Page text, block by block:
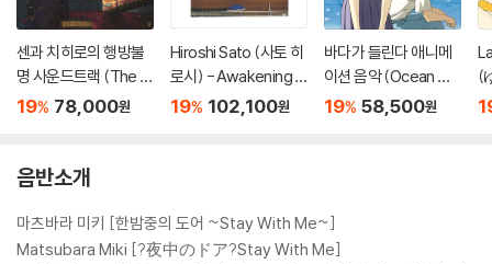
센과 치히로의 행방불
명 사운드트랙 (The S
piriting Away Of Sen
19% 78,000원
Hiroshi Sato (사토 히
로시) - Awakening s
pecial edition [클리
19% 102,100원
바다가 들린다 애니메
이션 음악 (Ocean Wa
ves Soundtrack) [L
19% 58,500원
(
음반소개
마츠바라 미키 [한밤중의 도어 ~Stay With Me~]
Matsubara Miki [?夜中のドア?Stay With Me]